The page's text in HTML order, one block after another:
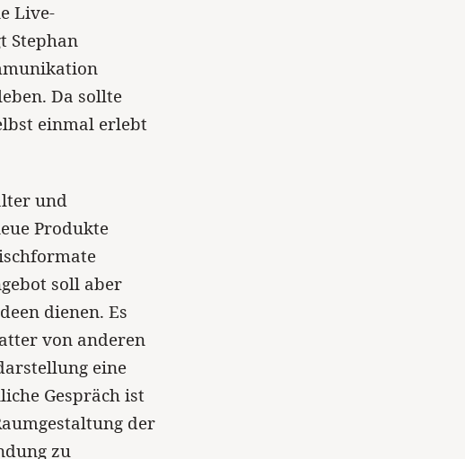
Live-
Stephan
Da sollte
einmal erlebt
und
Produkte
soll aber
dienen. Es
von anderen
eine
Gespräch ist
der
zu